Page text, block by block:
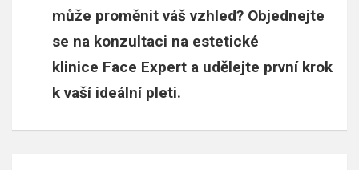
může proměnit váš vzhled? Objednejte
se na konzultaci na estetické
klinice Face Expert a udělejte první krok
k vaší ideální pleti.